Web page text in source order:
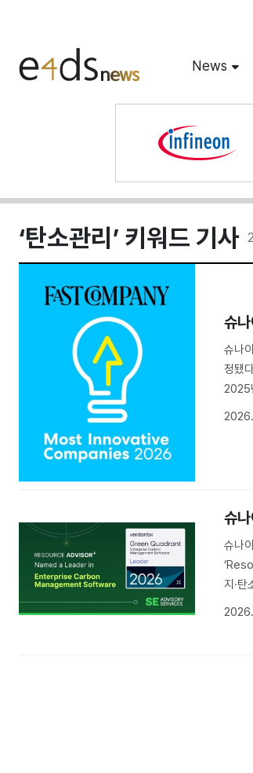
News
‘탄소관리’ 키워드 기사 2
슈
슈나
정됐
2025
슈
슈나
지·